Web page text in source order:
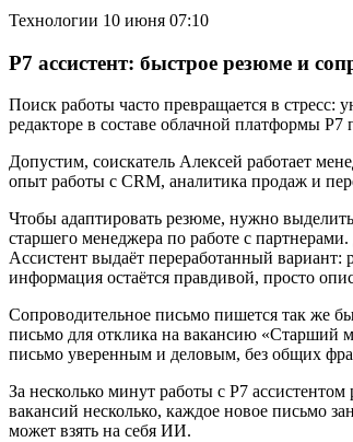
Технологии 10 июня 07:10
Р7 ассистент: быстрое резюме и
Поиск работы часто превращается в
редакторе в составе облачной платформы
Допустим, соискатель Алексей работает
опыт работы с CRM, аналитика продаж и
Чтобы адаптировать резюме, нужно
старшего менеджера по работе с
Ассистент выдаёт переработанный
информация остаётся правдивой, просто
Сопроводительное письмо пишется так же
письмо для отклика на вакансию «Старший
письмо уверенным и деловым, без общих
За несколько минут работы с Р7
вакансий несколько, каждое новое письмо
может взять на себя ИИ.